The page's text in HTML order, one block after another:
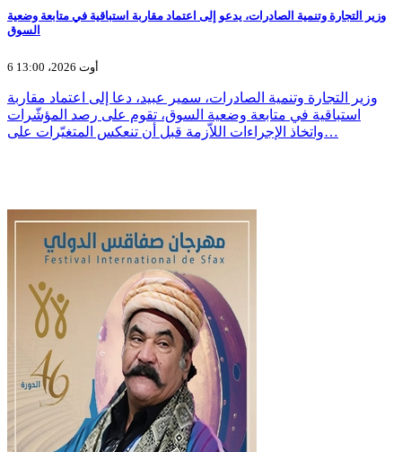
وزير التجارة وتنمية الصادرات، يدعو إلى اعتماد مقاربة استباقية في متابعة وضعية
السوق
6 أوت 2026، 13:00
وزير التجارة وتنمية الصادرات، سمير عبيد، دعا إلى اعتماد مقاربة
استباقية في متابعة وضعية السوق، تقوم على رصد المؤشّرات
واتخاذ الإجراءات اللاّزمة قبل أن تنعكس المتغيّرات على…